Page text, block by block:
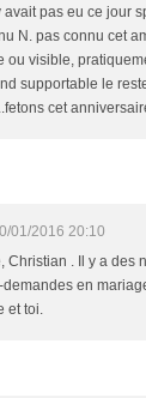
avait pas eu ce jour
N. pas connu cet
ou visible,
supportable le
cet
01/2016 20:10
Christian . Il y a des
en
et toi.